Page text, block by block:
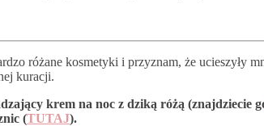
różane kosmetyki i przyznam, że ucieszyły
kuracji.
krem na noc z dziką różą (znajdziecie
(TUTAJ).